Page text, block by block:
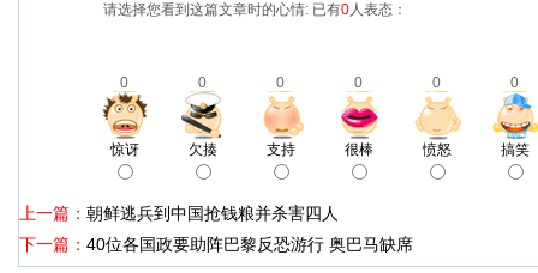
请选择您看到这篇文章时的心情: 已有0人表态：
0 0 0 0 0 0
惊讶 欠揍 支持 很棒 愤怒 搞笑
上一篇： 朝鲜逃兵到中国抢钱粮并杀害四人
下一篇： 40位各国政要助阵巴黎反恐游行 奥巴马缺席